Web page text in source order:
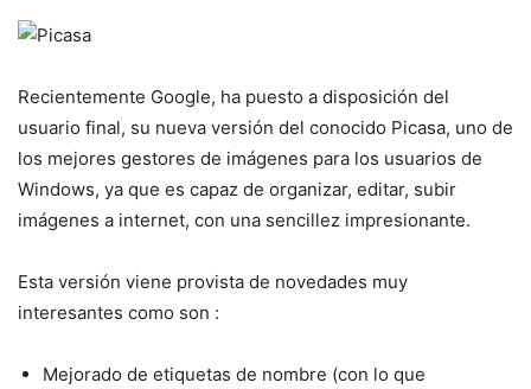
Recientemente Google, ha puesto a disposición del
usuario final, su nueva versión del conocido Picasa, uno de
los mejores gestores de imágenes para los usuarios de
Windows, ya que es capaz de organizar, editar, subir
imágenes a internet, con una sencillez impresionante.
Esta versión viene provista de novedades muy
interesantes como son :
Mejorado de etiquetas de nombre (con lo que